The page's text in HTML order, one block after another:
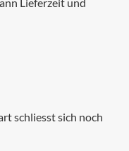
schliesst sich noch